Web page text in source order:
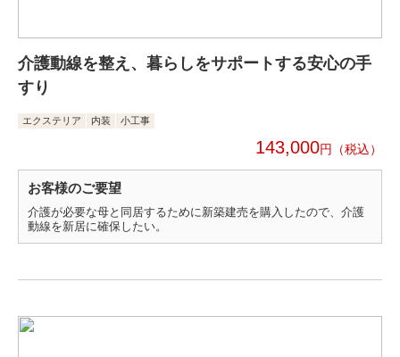
介護動線を整え、暮らしをサポートする安心の手
すり
エクステリア 内装 小工事
143,000円
お客様のご要望
介護が必要な母と同居するために新築建売を購入したので、介護
動線を新居に確保したい。